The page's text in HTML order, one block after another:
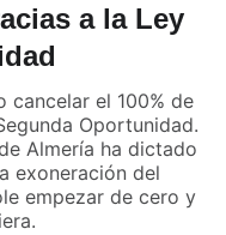
a la Ley
cancelar el 100% de
Oportunidad.
Almería ha dictado
exoneración del
empezar de cero y